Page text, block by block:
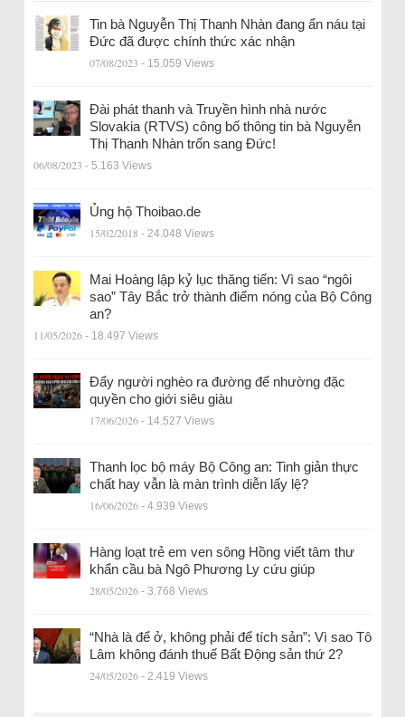
Tin bà Nguyễn Thị Thanh Nhàn đang ẩn náu tại
Đức đã được chính thức xác nhận
07/08/2023 - 15.059 Views
Đài phát thanh và Truyền hình nhà nước
Slovakia (RTVS) công bố thông tin bà Nguyễn
Thị Thanh Nhàn trốn sang Đức!
06/08/2023 - 5.163 Views
Ủng hộ Thoibao.de
15/02/2018 - 24.048 Views
Mai Hoàng lập kỷ lục thăng tiến: Vì sao “ngôi
sao” Tây Bắc trở thành điểm nóng của Bộ Công
an?
11/05/2026 - 18.497 Views
Đẩy người nghèo ra đường để nhường đặc
quyền cho giới siêu giàu
17/06/2026 - 14.527 Views
Thanh lọc bộ máy Bộ Công an: Tinh giản thực
chất hay vẫn là màn trình diễn lấy lệ?
16/06/2026 - 4.939 Views
Hàng loạt trẻ em ven sông Hồng viết tâm thư
khẩn cầu bà Ngô Phương Ly cứu giúp
28/05/2026 - 3.768 Views
“Nhà là để ở, không phải để tích sản”: Vì sao Tô
Lâm không đánh thuế Bất Động sản thứ 2?
24/05/2026 - 2.419 Views